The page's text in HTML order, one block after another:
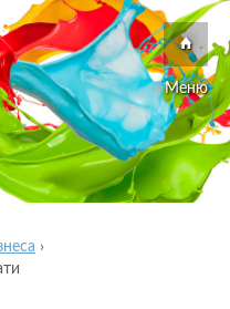
Меню
›